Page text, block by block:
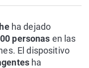
ha dejado
personas en las
El dispositivo
ha